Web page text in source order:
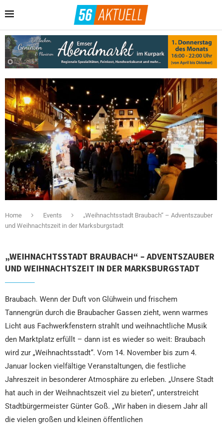
Home Events
„Weihnachtsstadt Braubach“ – Adventszauber
und Weihnachtszeit in der Marksburgstadt
„WEIHNACHTSSTADT BRAUBACH“ – ADVENTSZAUBER
UND WEIHNACHTSZEIT IN DER MARKSBURGSTADT
Braubach. Wenn der Duft von Glühwein und frischem
Tannengrün durch die Braubacher Gassen zieht, wenn warmes
Licht aus Fachwerkfenstern strahlt und weihnachtliche Musik
den Marktplatz erfüllt – dann ist es wieder so weit: Braubach
wird zur „Weihnachtsstadt“. Vom 14. November bis zum 4.
Januar locken vielfältige Veranstaltungen, die festliche
Jahreszeit in besonderer Atmosphäre zu erleben. „Unsere Stadt
hat auch in der Weihnachtszeit viel zu bieten“, unterstreicht
Stadtbürgermeister Günter Goß. „Wir haben in diesem Jahr all
die vielen großen und kleinen öffentlichen